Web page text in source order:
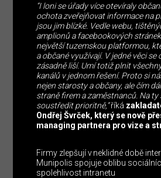
“I loni se úřady více otevíraly
ochota zveřejňovat informace na
jsou jim blízké. Vedle webu,
amplionů a facebookových
největší tuzemskou platformou,
a občané využívají. V jedné věci se
zásadně liší. Umí totiž plnit
kanálů v jednom řešení. Proto si
nejen starosty a občany, ale čím
straně firem a zaměstnanců. Na
soustředit prioritně,”říká
Ondřej Švrček, který se nově
managing partnera pro vize a
Firmy zlepšují v neklidné době
Munipolis spojuje oblibu
spolehlivost intranetu